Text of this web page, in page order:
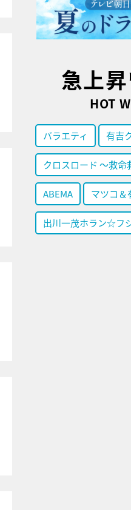
急上
HOT
バラエティ 有吉
クロスロード ～救命
ABEMA マツコ＆
出川一茂ホラン☆フ